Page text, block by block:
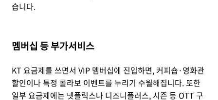
습니다.
멤버십 등 부가서비스
KT 요금제를 쓰면서 VIP 멤버십에 진입하면, 커피숍·영화관
할인이나 특정 콜라보 이벤트를 누리기 수월해집니다. 또한
일부 요금제에는 넷플릭스나 디즈니플러스, 시즌 등 OTT 구